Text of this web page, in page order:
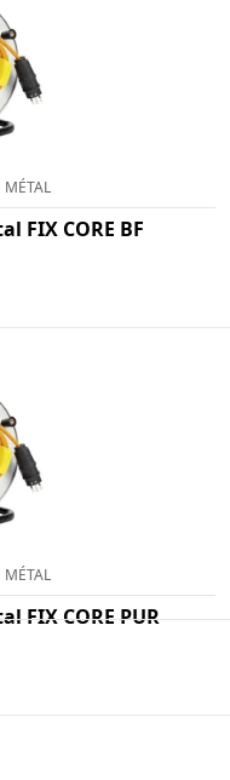
MÉTAL
FIX CORE BF
MÉTAL
FIX CORE PUR